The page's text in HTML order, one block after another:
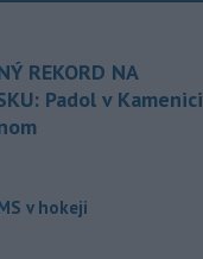
REKORD NA
Padol v Kamenici
v hokeji